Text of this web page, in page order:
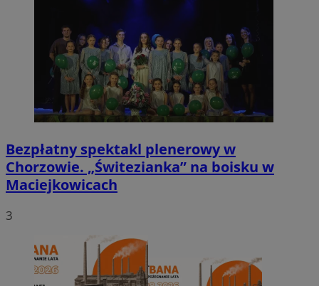
Bezpłatny spektakl plenerowy w
Chorzowie. „Świtezianka” na boisku w
Maciejkowicach
3